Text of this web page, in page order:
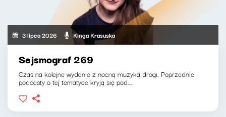
3 lipca 2026 Kinga Krasuska
Sejsmograf 269
Czas na kolejne wydanie z nocną muzyką drogi. Poprzednie
podcasty o tej tematyce kryją się pod...